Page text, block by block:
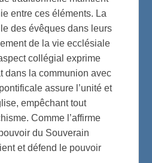
entre ces éléments. La
des évêques dans leurs
de la vie ecclésiale
collégial exprime
dans la communion avec
assure l’unité et
empêchant tout
Comme l’affirme
du Souverain
et défend le pouvoir